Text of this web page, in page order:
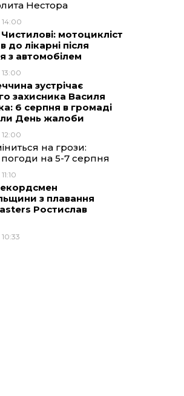
Нестора
мотоцикліст
до лікарні після
з автомобілем
зустрічає
захисника Василя
6 серпня в громаді
День жалоби
на грози:
на 5-7 серпня
з плавання
Ростислав